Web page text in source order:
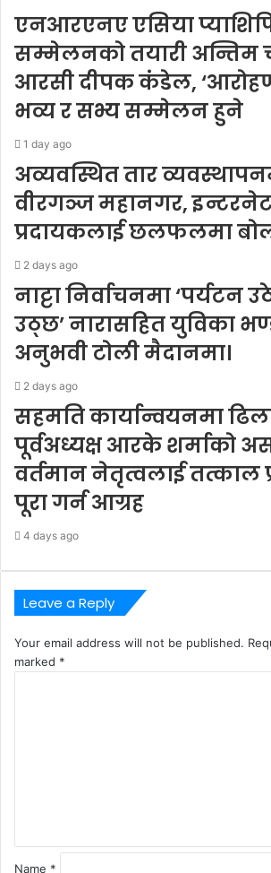
एनआरएनए एसिया
सम्मेलनको तयारी अन्तिम
आरसी दीपक कंडेल,
भव्य र सभ्य सम्मेलन हुने
1 day ago
अव्यवस्थित तार
वीरगञ्ज महानगर,
प्रदायकलाई छलफलमा
2 days ago
नाट्टा निर्वाचनमा ‘पर्यटन
उठ्छ’ नारासहित युविका
अनुभवी टोली मैदानमा।
2 days ago
सहमति कार्यान्वयनमा
पूर्वअध्यक्ष आरके शर्माको
वर्तमान नेतृत्वलाई तत्काल
पूरा गर्न आग्रह
4 days ago
Leave a Reply
Your email address will not be published.
marked *
Name *